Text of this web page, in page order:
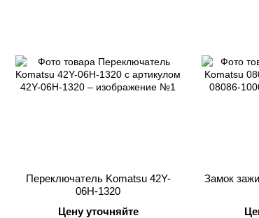
Переключатель Komatsu 42Y-
06H-1320
Цену уточняйте
Замок